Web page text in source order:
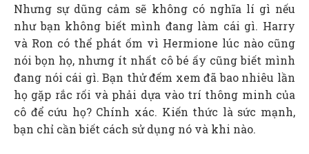
Nhưng sự dũng cảm sẽ không có nghĩa lí gì nếu
như bạn không biết mình đang làm cái gì. Harry
và Ron có thể phát ốm vì Hermione lúc nào cũng
nói bọn họ, nhưng ít nhất cô bé ấy cũng biết mình
đang nói cái gì. Bạn thử đếm xem đã bao nhiêu lần
họ gặp rắc rối và phải dựa vào trí thông minh của
cô để cứu họ? Chính xác. Kiến thức là sức mạnh,
bạn chỉ cần biết cách sử dụng nó và khi nào.